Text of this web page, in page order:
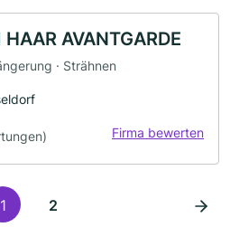
AVANTGARDE
· Strähnen
Firma bewerten
1 2